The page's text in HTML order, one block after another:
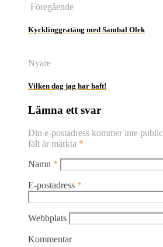
Föregående
Kycklinggratäng med Sambal Olek
Nyare
Vilken dag jag har haft!
Lämna ett svar
Din e-postadress kommer inte
fält är märkta *
Namn *
E-postadress *
Webbplats
Kommentar